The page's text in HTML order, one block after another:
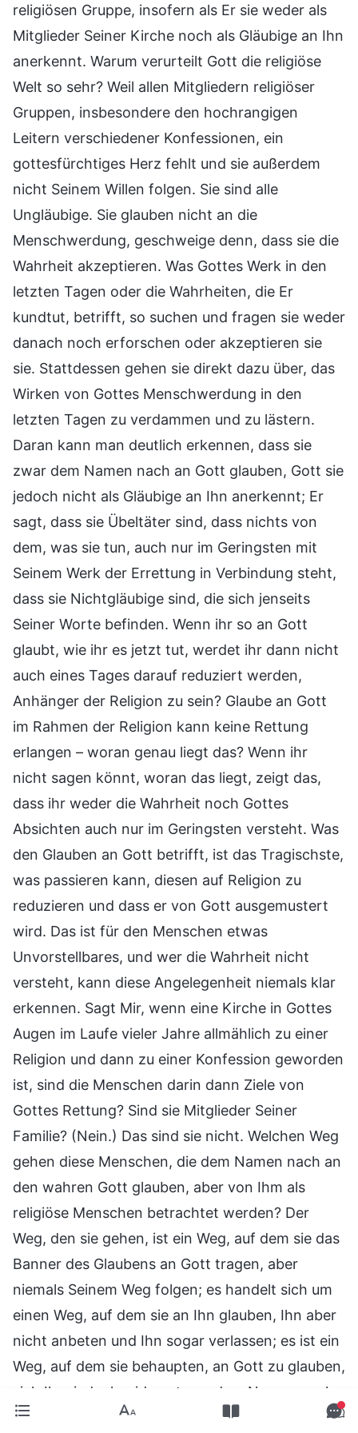
religiösen Gruppe, insofern als Er sie weder als
Mitglieder Seiner Kirche noch als Gläubige an Ihn
anerkennt. Warum verurteilt Gott die religiöse
Welt so sehr? Weil allen Mitgliedern religiöser
Gruppen, insbesondere den hochrangigen
Leitern verschiedener Konfessionen, ein
gottesfürchtiges Herz fehlt und sie außerdem
nicht Seinem Willen folgen. Sie sind alle
Ungläubige. Sie glauben nicht an die
Menschwerdung, geschweige denn, dass sie die
Wahrheit akzeptieren. Was Gottes Werk in den
letzten Tagen oder die Wahrheiten, die Er
kundtut, betrifft, so suchen und fragen sie weder
danach noch erforschen oder akzeptieren sie
sie. Stattdessen gehen sie direkt dazu über, das
Wirken von Gottes Menschwerdung in den
letzten Tagen zu verdammen und zu lästern.
Daran kann man deutlich erkennen, dass sie
zwar dem Namen nach an Gott glauben, Gott sie
jedoch nicht als Gläubige an Ihn anerkennt; Er
sagt, dass sie Übeltäter sind, dass nichts von
dem, was sie tun, auch nur im Geringsten mit
Seinem Werk der Errettung in Verbindung steht,
dass sie Nichtgläubige sind, die sich jenseits
Seiner Worte befinden. Wenn ihr so an Gott
glaubt, wie ihr es jetzt tut, werdet ihr dann nicht
auch eines Tages darauf reduziert werden,
Anhänger der Religion zu sein? Glaube an Gott
im Rahmen der Religion kann keine Rettung
erlangen – woran genau liegt das? Wenn ihr
nicht sagen könnt, woran das liegt, zeigt das,
dass ihr weder die Wahrheit noch Gottes
Absichten auch nur im Geringsten versteht. Was
den Glauben an Gott betrifft, ist das Tragischste,
was passieren kann, diesen auf Religion zu
reduzieren und dass er von Gott ausgemustert
wird. Das ist für den Menschen etwas
Unvorstellbares, und wer die Wahrheit nicht
versteht, kann diese Angelegenheit niemals klar
erkennen. Sagt Mir, wenn eine Kirche in Gottes
Augen im Laufe vieler Jahre allmählich zu einer
Religion und dann zu einer Konfession geworden
ist, sind die Menschen darin dann Ziele von
Gottes Rettung? Sind sie Mitglieder Seiner
Familie? (Nein.) Das sind sie nicht. Welchen Weg
gehen diese Menschen, die dem Namen nach an
den wahren Gott glauben, aber von Ihm als
religiöse Menschen betrachtet werden? Der
Weg, den sie gehen, ist ein Weg, auf dem sie das
Banner des Glaubens an Gott tragen, aber
niemals Seinem Weg folgen; es handelt sich um
einen Weg, auf dem sie an Ihn glauben, Ihn aber
nicht anbeten und Ihn sogar verlassen; es ist ein
Weg, auf dem sie behaupten, an Gott zu glauben,
sich Ihm jedoch widersetzen, dem Namen nach
an Gott, den wahren Gott, glauben, aber Satan